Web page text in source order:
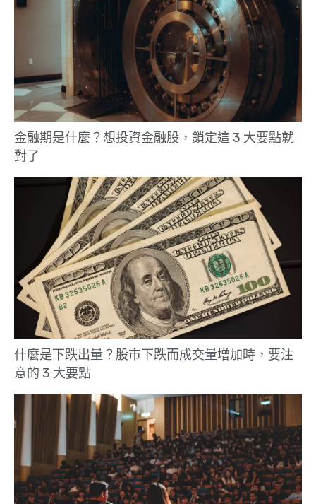
金融期是什麼？想投資金融股，鎖定這 3 大要點就
對了
什麼是下跌出量？股市下跌而成交量增加時，要注
意的 3 大要點